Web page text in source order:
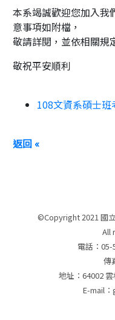
本系竭誠歡迎您加入我
意事項如附檔，
敬請詳閱，並依相關規
敬祝平安順利
108文資系碩士
返回 «
©Copyright 2021 國
All
電話：05-
傳
地址：64002
E-mail